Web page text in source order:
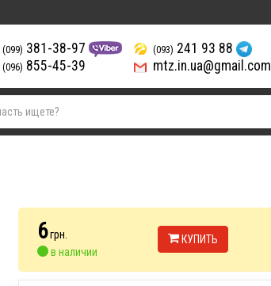
(099) 381-38-97
(096) 855-45-39
(093) 241 93 88
mtz.in.ua@gmail.com
6грн.
в наличии
КУПИТЬ